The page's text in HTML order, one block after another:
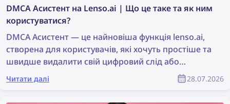
DMCA Асистент на Lenso.ai | Що це таке та як ним
користуватися?
DMCA Асистент — це найновіша функція lenso.ai,
створена для користувачів, які хочуть простіше та
швидше видалити свій цифровий слід або
фотографії, захищені авторським правом. Цей
інструмент створює готові до копіювання та
Читати далі 28.07.2026